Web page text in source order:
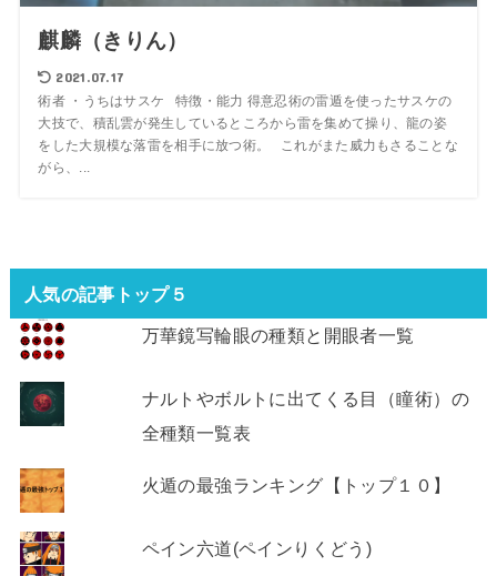
麒麟（きりん）
2021.07.17
術者 ・うちはサスケ 特徴・能力 得意忍術の雷遁を使ったサスケの
大技で、積乱雲が発生しているところから雷を集めて操り、龍の姿
をした大規模な落雷を相手に放つ術。 これがまた威力もさることな
がら、...
人気の記事トップ５
万華鏡写輪眼の種類と開眼者一覧
ナルトやボルトに出てくる目（瞳術）の
全種類一覧表
火遁の最強ランキング【トップ１０】
ペイン六道(ペインりくどう)